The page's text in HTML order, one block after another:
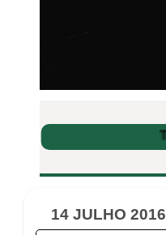
14 JULHO 2016